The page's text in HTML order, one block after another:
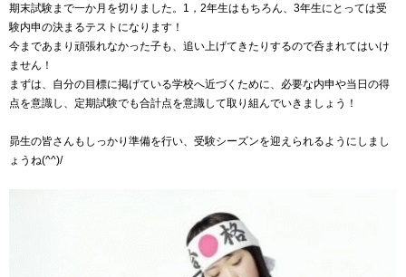
期末試験まで一か月を切りました。1，2年生はもちろん、3年生にとっては受
験内申の決まるテストになります！
今まであまり頑張れなかった子も、追い上げてきたりするので呑まれてはいけ
ません！
まずは、自分の目標に掲げている学校へ近づくために、必要な内申や当日の得
点を意識し、定期試験でも合計点を意識して取り組んでいきましょう！
昴生の皆さんもしっかり準備を行い、受験シーズンを迎えられるようにしまし
ょうね(^^)/